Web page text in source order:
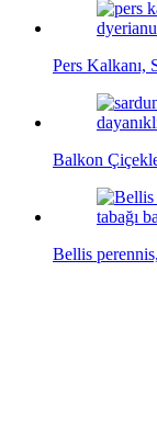
Pers Kalkanı,
Balkon
Bellis